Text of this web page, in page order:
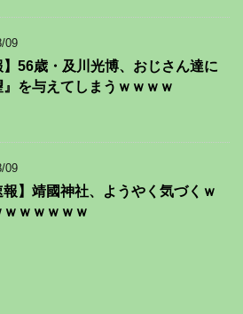
09
】56歳・及川光博、おじさん達に
』を与えてしまうｗｗｗｗ
09
報】靖國神社、ようやく気づくｗ
ｗｗｗｗｗｗ